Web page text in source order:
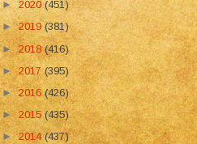
►2020(451)
►2019 (381)
►2018(416)
►2017(395)
►2016(426)
►2015(435)
►2014(437)